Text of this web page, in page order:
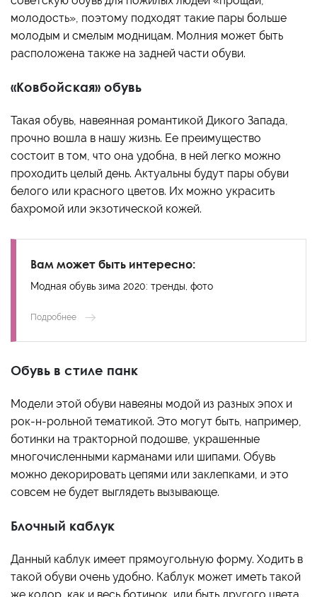
молодость», поэтому подходят такие пары больше
молодым и смелым модницам. Молния может быть
расположена также на задней части обуви.
«Ковбойская» обувь
Такая обувь, навеянная романтикой Дикого Запада,
прочно вошла в нашу жизнь. Ее преимущество
состоит в том, что она удобна, в ней легко можно
проходить целый день. Актуальны будут пары обуви
белого или красного цветов. Их можно украсить
бахромой или экзотической кожей.
Вам может быть интересно:
Модная обувь зима 2020: тренды, фото
Подробнее
Обувь в стиле панк
Модели этой обуви навеяны модой из разных эпох и
рок-н-рольной тематикой. Это могут быть, например,
ботинки на тракторной подошве, украшенные
многочисленными карманами или шипами. Обувь
можно декорировать цепями или заклепками, и это
совсем не будет выглядеть вызывающе.
Блочный каблук
Данный каблук имеет прямоугольную форму. Ходить в
такой обуви очень удобно. Каблук может иметь такой